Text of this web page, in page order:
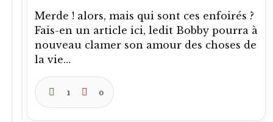
Merde ! alors, mais qui sont ces enfoirés ?
Fais-en un article ici, ledit Bobby pourra à
nouveau clamer son amour des choses de
la vie…
1 0